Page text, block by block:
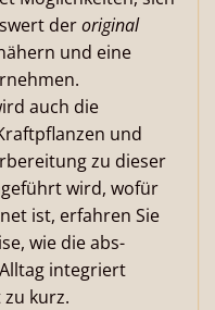
deroriginal
und eine
auch die
und
zu dieser
wird, wofür
ist, erfahren Sie
wie die abs-
integriert
kurz.